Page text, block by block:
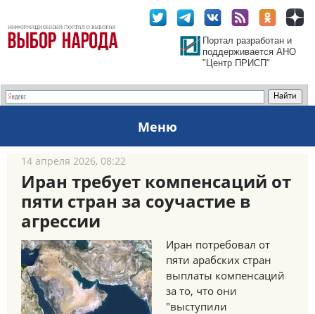
Портал разработан и
поддерживается АНО
"Центр ПРИСП"
Меню
14 апреля 2026, 08:22
Иран требует компенсаций от
пяти стран за соучастие в
агрессии
Иран потребовал от
пяти арабских стран
выплаты компенсаций
за то, что они
"выступили